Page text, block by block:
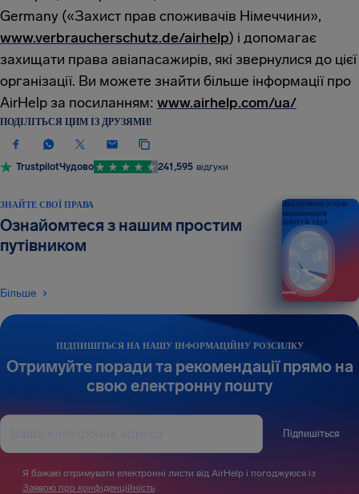
Germany («Захист прав споживачів Німеччини»,
www.verbraucherschutz.de/airhelp) і допомагає
захищати права авіапасажирів, які звернулися до цієї
організації. Ви можете знайти більше інформації про
AirHelp за посиланням: www.airhelp.com/ua/
ПОДІЛІТЬСЯ ЦИМ ІЗ ДРУЗЯМИ!
TrustpilotЧудово 241,595 відгуки
ПІДПИШІТЬСЯ НА НАШУ ІНФОРМАЦІЙНУ РОЗСИЛКУ
Отримуйте поради та рекомендації прямо на
свою електронну пошту
Підпишіться
Я бажаю отримувати електронні листи від AirHelp і погоджуюся із
Заявою про конфіденційність.
ЗНАЙТЕ СВОЇ ПРАВА
Ознайомтеся з нашим простим
путівником
Більше
Ваш путівник із прав
авіапасажирів
ВИПУСК 2026